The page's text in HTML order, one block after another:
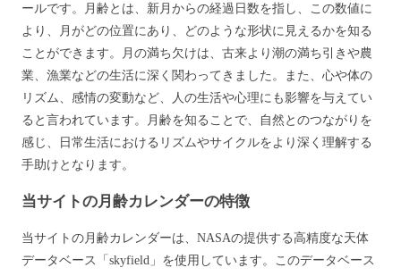
ールです。月齢とは、新月からの経過日数を指し、この数値に
より、月がどの位置にあり、どのような形状に見えるかを知る
ことができます。月の満ち欠けは、古来より潮の満ち引きや農
業、漁業などの生活に深く関わってきました。また、心や体の
リズム、感情の変動など、人の生活や心理にも影響を与えてい
ると言われています。月齢を知ることで、自然とのつながりを
感じ、日常生活におけるリズムやサイクルをより深く理解する
手助けとなります。
当サイトの月齢カレンダーの特徴
当サイトの月齢カレンダーは、NASAの提供する高精度な天体
データベース「skyfield」を使用しています。このデータベース